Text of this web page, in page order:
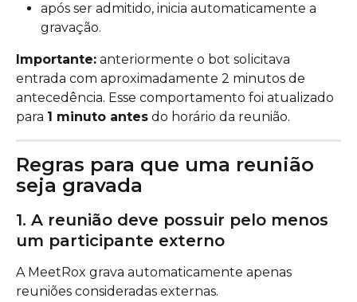
após ser admitido, inicia automaticamente a
gravação.
Importante: anteriormente o bot solicitava
entrada com aproximadamente 2 minutos de
antecedência. Esse comportamento foi atualizado
para 1 minuto antes do horário da reunião.
Regras para que uma reunião
seja gravada
1. A reunião deve possuir pelo menos
um participante externo
A MeetRox grava automaticamente apenas
reuniões consideradas externas.